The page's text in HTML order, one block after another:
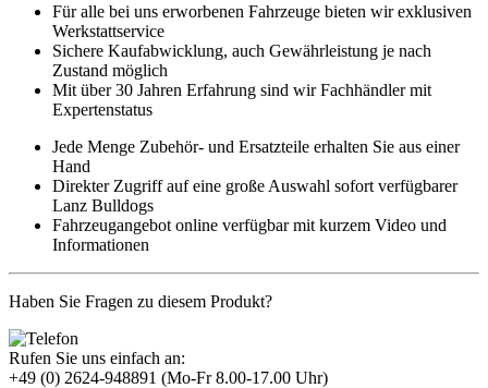
Für alle bei uns erworbenen Fahrzeuge bieten wir exklusiven
Werkstattservice
Sichere Kaufabwicklung, auch Gewährleistung je nach
Zustand möglich
Mit über 30 Jahren Erfahrung sind wir Fachhändler mit
Expertenstatus
Jede Menge Zubehör- und Ersatzteile erhalten Sie aus einer
Hand
Direkter Zugriff auf eine große Auswahl sofort verfügbarer
Lanz Bulldogs
Fahrzeugangebot online verfügbar mit kurzem Video und
Informationen
Haben Sie Fragen zu diesem Produkt?
Rufen Sie uns einfach an:
+49 (0) 2624-948891 (Mo-Fr 8.00-17.00 Uhr)